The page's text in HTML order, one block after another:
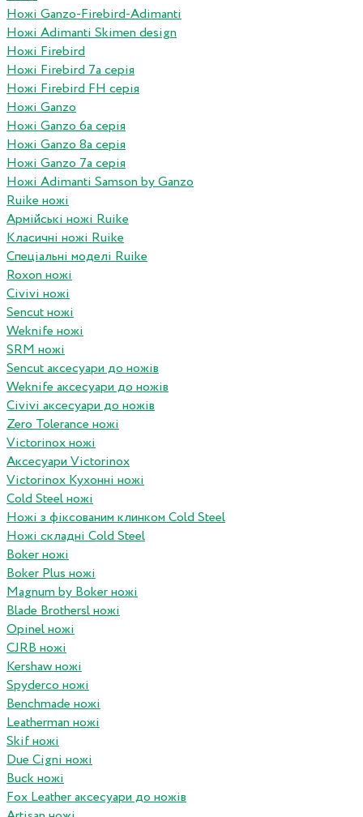
Ножі Ganzo-Firebird-Adimanti
Ножі Adimanti Skimen design
Ножі Firebird
Ножі Firebird 7а серія
Ножі Firebird FH серія
Ножі Ganzo
Ножі Ganzo 6а серія
Ножі Ganzo 8а серія
Ножі Ganzo 7а серія
Ножі Adimanti Samson by Ganzo
Ruike ножі
Армійські ножі Ruike
Класичні ножі Ruike
Спеціальні моделі Ruike
Roxon ножi
Civivi ножі
Sencut ножі
Weknife ножі
SRM ножі
Sencut аксесуари до ножів
Weknife аксесуари до ножів
Civivi аксесуари до ножів
Zero Tolerance ножі
Victorinox ножі
Аксесуари Victorinox
Victorinox Кухонні ножі
Cold Steel ножі
Ножі з фіксованим клинком Cold Steel
Ножі складні Cold Steel
Boker ножі
Boker Plus ножі
Magnum by Boker ножі
Blade Brothersl ножі
Opinel ножі
CJRB ножі
Kershaw ножі
Spyderco ножі
Benchmade ножі
Leatherman ножі
Skif ножі
Due Cigni ножі
Buck ножі
Fox Leather аксесуари до ножів